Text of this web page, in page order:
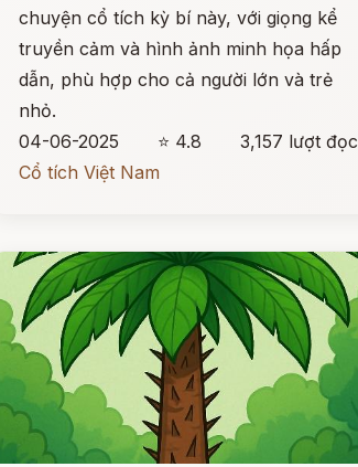
chuyện cổ tích kỳ bí này, với giọng kể
truyền cảm và hình ảnh minh họa hấp
dẫn, phù hợp cho cả người lớn và trẻ
nhỏ.
04-06-2025
⭐ 4.8
3,157 lượt đọc
Cổ tích Việt Nam